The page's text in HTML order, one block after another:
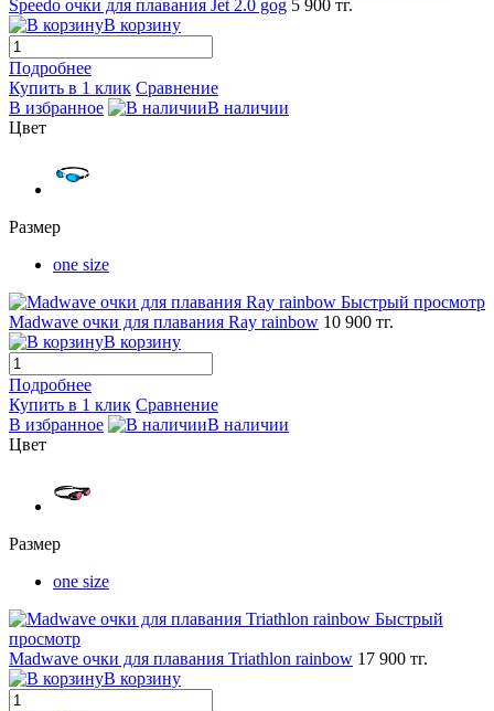
Speedo очки для плавания Jet 2.0 gog 5 900 тг.
В корзину
Подробнее
Купить в 1 клик Сравнение
В избранное
В наличии
Цвет
Размер
one size
Быстрый просмотр
Madwave очки для плавания Ray rainbow 10 900 тг.
В корзину
Подробнее
Купить в 1 клик Сравнение
В избранное
В наличии
Цвет
Размер
one size
Быстрый
просмотр
Madwave очки для плавания Triathlon rainbow 17 900 тг.
В корзину